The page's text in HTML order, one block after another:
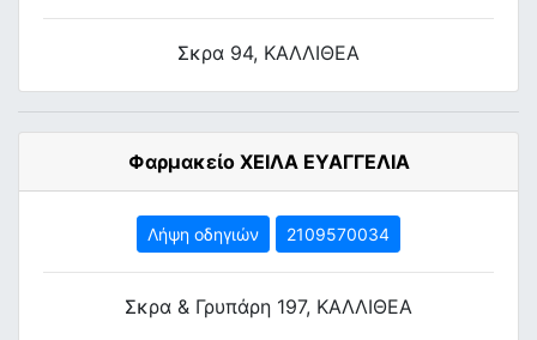
Σκρα 94, ΚΑΛΛΙΘΕΑ
Φαρμακείο ΧΕΙΛΑ ΕΥΑΓΓΕΛΙΑ
Λήψη οδηγιών 2109570034
Σκρα & Γρυπάρη 197, ΚΑΛΛΙΘΕΑ